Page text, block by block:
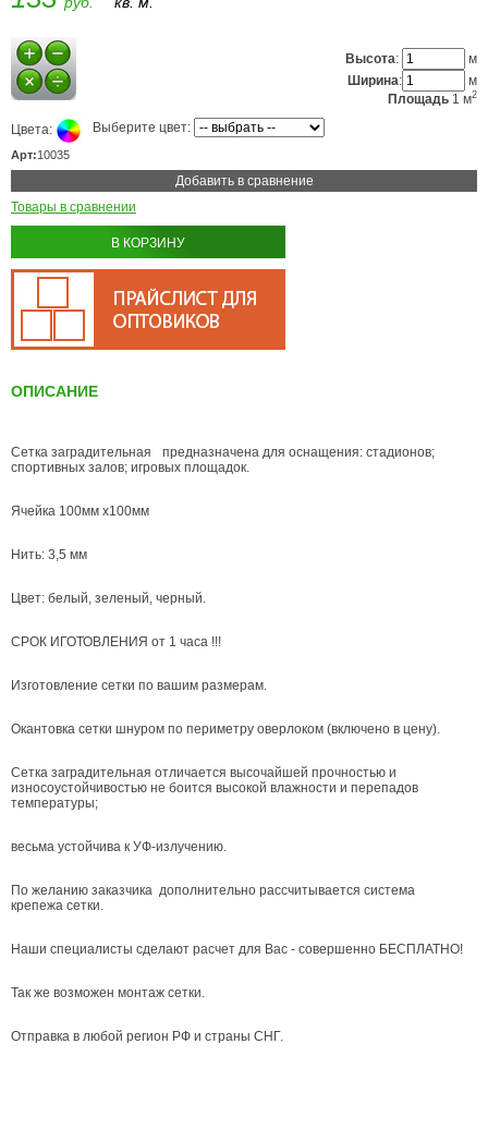
Высота:
м
Ширина:
м
Площадь 1 м2
Цвета: Выберите цвет:
Арт:10035
Добавить в сравнение
Товары в сравнении
В КОРЗИНУ
ОПИСАНИЕ
Сетка заградительная предназначена для оснащения: стадионов;
спортивных залов; игровых площадок.
Ячейка 100мм х100мм
Нить: 3,5 мм
Цвет: белый, зеленый, черный.
СРОК ИГОТОВЛЕНИЯ от 1 часа !!!
Изготовление сетки по вашим размерам.
Окантовка сетки шнуром по периметру оверлоком (включено в цену).
Сетка заградительная отличается высочайшей прочностью и
износоустойчивостью не боится высокой влажности и перепадов
температуры;
весьма устойчива к УФ-излучению.
По желанию заказчика дополнительно рассчитывается система
крепежа сетки.
Наши специалисты сделают расчет для Вас - совершенно БЕСПЛАТНО!
Так же возможен монтаж сетки.
Отправка в любой регион РФ и страны СНГ.